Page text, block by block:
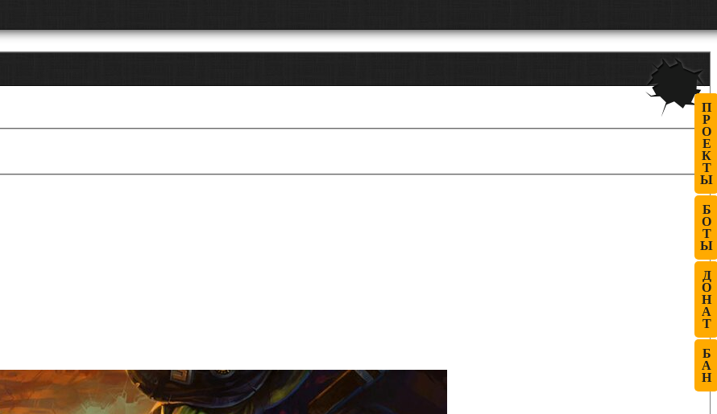
П
Р
О
Е
К
Т
Ы
Б
О
Т
Ы
Д
О
Н
А
Т
Б
А
Н